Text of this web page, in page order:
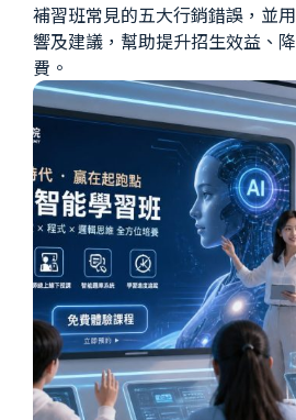
補習班常見的五大行銷錯誤，並
響及建議，幫助提升招生效益、
費。